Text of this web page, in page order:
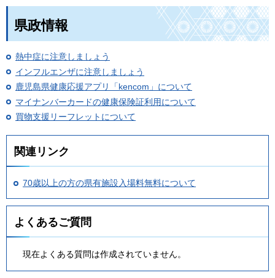
県政情報
熱中症に注意しましょう
インフルエンザに注意しましょう
鹿児島県健康応援アプリ「kencom」について
マイナンバーカードの健康保険証利用について
買物支援リーフレットについて
関連リンク
70歳以上の方の県有施設入場料無料について
よくあるご質問
現在よくある質問は作成されていません。